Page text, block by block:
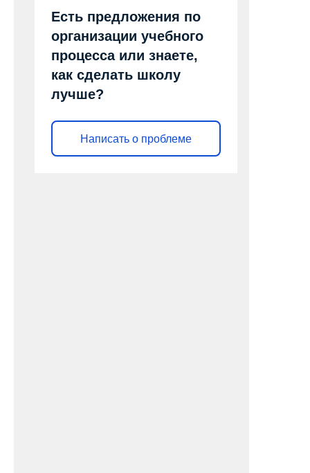
Есть предложения по
организации учебного
процесса или знаете,
как сделать школу
лучше?
Написать о проблеме